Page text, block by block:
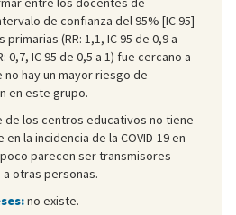
de confianza del 95% [IC 95]
(RR: 1,1, IC 95 de 0,9 a
0,7, IC 95 de 0,5 a 1) fue cercano a
no hay un mayor riesgo de
en este grupo.
de los centros educativos no tiene
la incidencia de la COVID-19 en
parecen ser transmisores
otras personas.
no existe.